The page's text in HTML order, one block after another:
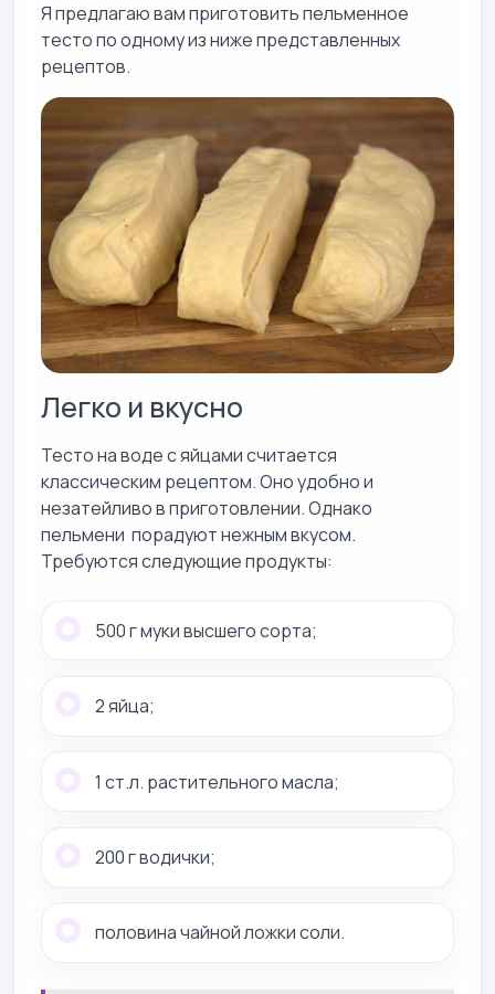
Я предлагаю вам приготовить пельменное
тесто по одному из ниже представленных
рецептов.
Легко и вкусно
Тесто на воде с яйцами считается
классическим рецептом. Оно удобно и
незатейливо в приготовлении. Однако
пельмени порадуют нежным вкусом.
Требуются следующие продукты:
500 г муки высшего сорта;
2 яйца;
1 ст.л. растительного масла;
200 г водички;
половина чайной ложки соли.